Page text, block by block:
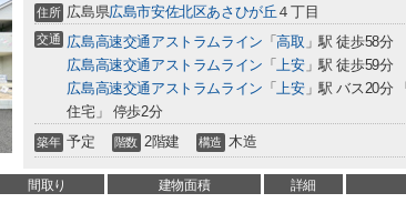
住所 広島県広島市安佐北区あさひが丘 ４丁目
交通 広島高速交通アストラムライン 「高取 」駅 徒歩58分
広島高速交通アストラムライン 「上安」駅 徒歩59分
広島高速交通アストラムライン 「上安」駅 バス20分
住宅」 停歩2分
築年 予定 階数 2階建 構造 木造
間取り 建物面積 詳細